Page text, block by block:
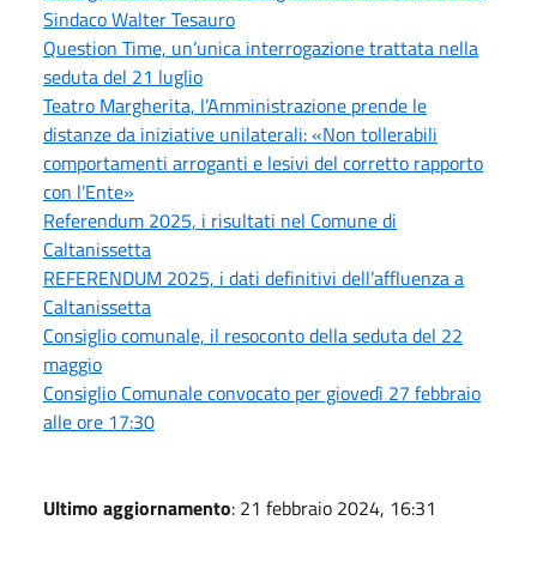
Sindaco Walter Tesauro
Question Time, un’unica interrogazione trattata nella
seduta del 21 luglio
Teatro Margherita, l’Amministrazione prende le
distanze da iniziative unilaterali: «Non tollerabili
comportamenti arroganti e lesivi del corretto rapporto
con l’Ente»
Referendum 2025, i risultati nel Comune di
Caltanissetta
REFERENDUM 2025, i dati definitivi dell’affluenza a
Caltanissetta
Consiglio comunale, il resoconto della seduta del 22
maggio
Consiglio Comunale convocato per giovedì 27 febbraio
alle ore 17:30
Ultimo aggiornamento: 21 febbraio 2024, 16:31